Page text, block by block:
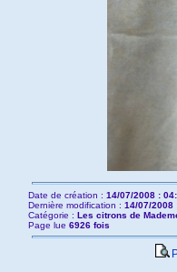
Date de création : 14/07/2008 :
Dernière modification : 14/07/2008
Catégorie : Les citrons de
Page lue 6926 fois